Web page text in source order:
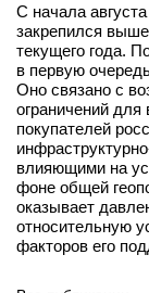
С начала
закрепился
текущего года.
в первую
Оно связано с
ограничений для
покупателей
влияющими на
фоне общей
оказывает
относительную
факторов его